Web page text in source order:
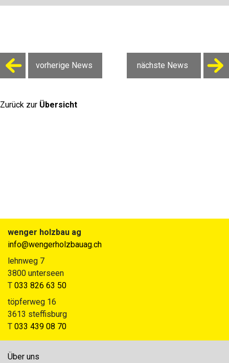
vorherige News nächste News
Zurück zur Übersicht
wenger holzbau ag
info@wengerholzbauag.ch
lehnweg 7
3800 unterseen
T 033 826 63 50
töpferweg 16
3613 steffisburg
T 033 439 08 70
Über uns